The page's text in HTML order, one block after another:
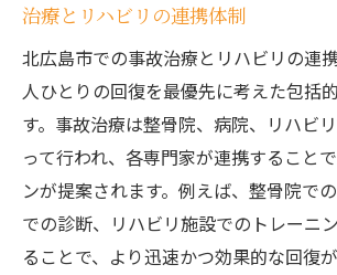
治療とリハビリの連携体制
北広島市での事故治療とリハビリの連
人ひとりの回復を最優先に考えた包括
す。事故治療は整骨院、病院、リハビ
って行われ、各専門家が連携すること
ンが提案されます。例えば、整骨院で
での診断、リハビリ施設でのトレーニ
ることで、より迅速かつ効果的な回復が